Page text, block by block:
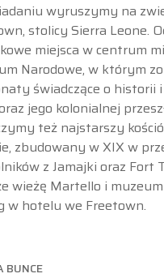
wyruszymy na
stolicy Sierra Leone.
miejsca w centrum
Narodowe, w którym
świadczące o historii
jego kolonialnej
też najstarszy
zbudowany w XIX w
z Jamajki oraz Fort
wieżę Martello i
w hotelu we Freetown.
BUNCE